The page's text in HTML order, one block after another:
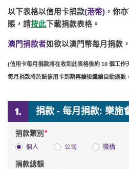
以下表格以信用卡捐款(港幣) ，你
賬，請按此 下載捐款表格。
澳門捐款者如欲以澳門幣每月捐款
(信用卡每月捐款將在收到此表格後約 10 個工作
每月捐款將於該信用卡到期再續後繼續自動過數
捐款 - 每月捐款: 樂施
捐款類別 *
個人 公司 機構
捐款總額